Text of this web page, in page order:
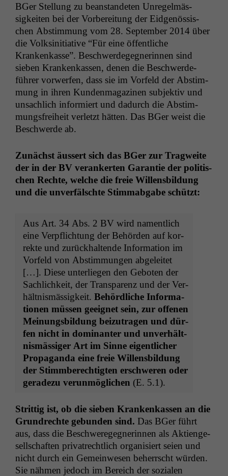
BGer Stel­lung zu bean­stande­ten Unregelmäs­
sigkeit­en bei der Vor­bere­itung der Eid­genös­sis­
chen Abstim­mung vom 28. Sep­tem­ber 2014 über
die Volksini­tia­tive “Für eine öffentliche
Krankenkasse”. Beschw­erdegeg­ner­in­nen sind
sieben Krankenkassen, denen die Beschw­erde­
führer vor­w­er­fen, dass sie im Vor­feld der Abstim­
mung in ihren Kun­den­magazi­nen sub­jek­tiv und
unsach­lich informiert und dadurch die Abstim­
mungs­frei­heit ver­let­zt hät­ten. Das BGer weist die
Beschw­erde ab.
Zunächst äussert sich das BGer zur Trag­weite
der in der BV ver­ankerten Garantie der poli­tis­
chen Rechte, welche die freie Wil­lens­bil­dung
und die unver­fälschte Stim­ma­b­gabe schützt:
Aus Art. 34 Abs. 2 BV wird namentlich
eine Verpflich­tung der Behör­den auf kor­
rek­te und zurück­hal­tende Infor­ma­tion im
Vor­feld von Abstim­mungen abgeleit­et
[…]. Diese unter­liegen den Geboten der
Sach­lichkeit, der Trans­parenz und der Ver­
hält­nis­mäs­sigkeit. Behördliche Infor­ma­
tio­nen müssen geeignet sein, zur offe­nen
Mei­n­ungs­bil­dung beizu­tra­gen und dür­
fen nicht in dom­i­nan­ter und unver­hält­
nis­mäs­siger Art im Sinne eigentlich­er
Pro­pa­gan­da eine freie Wil­lens­bil­dung
der Stimm­berechtigten erschw­eren oder
ger­adezu verun­möglichen (E. 5.1).
Strit­tig ist, ob die sieben Krankenkassen an die
Grun­drechte gebun­den sind. Das BGer führt
aus, dass die Beschw­eregeg­ner­in­nen als Aktienge­
sellschaften pri­va­trechtlich organ­isiert seien und
nicht durch ein Gemein­we­sen beherrscht wür­den.
Sie näh­men jedoch im Bere­ich der sozialen